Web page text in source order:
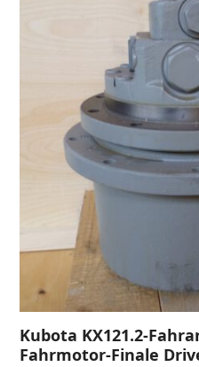
Kubota KX121.2-
Fahrmotor-Finale